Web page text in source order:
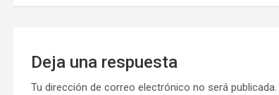
Deja una respuesta
Tu dirección de correo electrónico no será publicada.